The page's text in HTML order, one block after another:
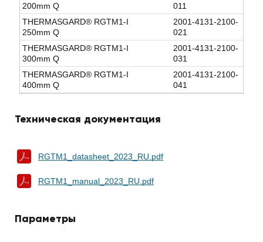
200mm Q
011
THERMASGARD® RGTM1-I
250mm Q
2001-4131-2100-
021
THERMASGARD® RGTM1-I
300mm Q
2001-4131-2100-
031
THERMASGARD® RGTM1-I
400mm Q
2001-4131-2100-
041
Техническая документация
RGTM1_datasheet_2023_RU.pdf
RGTM1_manual_2023_RU.pdf
Параметры